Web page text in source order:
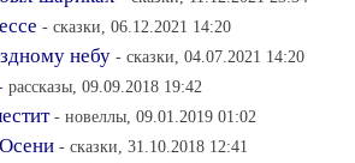
- сказки, 06.12.2021 14:20
небу - сказки, 04.07.2021 14:20
рассказы, 09.09.2018 19:42
- новеллы, 09.01.2019 01:02
- сказки, 31.10.2018 12:41